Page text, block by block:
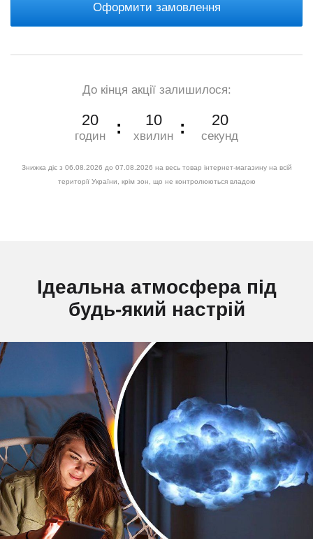
Оформити замовлення
До кінця акції залишилося:
20
годин
10
хвилин
18
секунд
Знижка діє з 06.08.2026 до 07.08.2026 на весь товар інтернет-магазину на всій
території України, крім зон, що не контролюються владою
Ідеальна атмосфера під
будь-який настрій